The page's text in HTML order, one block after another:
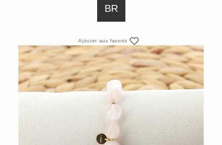
BR
Ajouter aux favoris